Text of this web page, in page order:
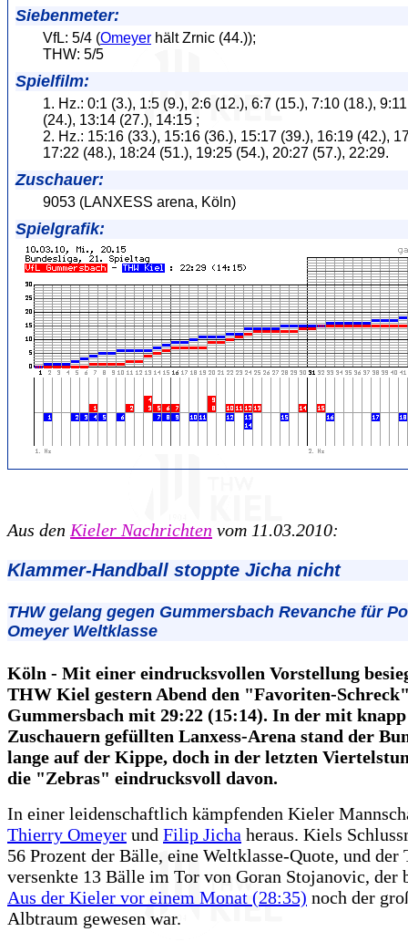
Siebenmeter:
VfL: 5/4 (Omeyer hält Zrnic (44.));
THW: 5/5
Spielfilm:
1. Hz.: 0:1 (3.), 1:5 (9.), 2:6 (12.), 6:7 (15.), 7:10 (18.),
(24.), 13:14 (27.), 14:15 ;
2. Hz.: 15:16 (33.), 15:16 (36.), 15:17 (39.), 16:19 (42.),
17:22 (48.), 18:24 (51.), 19:25 (54.), 20:27 (57.), 22:29.
Zuschauer:
9053 (LANXESS arena, Köln)
Spielgrafik:
Aus den Kieler Nachrichten vom 11.03.2010:
Klammer-Handball stoppte Jicha nicht
THW gelang gegen Gummersbach Revanche für
Omeyer Weltklasse
Köln - Mit einer eindrucksvollen Vorstellung
THW Kiel gestern Abend den "Favoriten-
Gummersbach mit 29:22 (15:14). In der mit knapp
Zuschauern gefüllten Lanxess-Arena stand der
lange auf der Kippe, doch in der letzten
die "Zebras" eindrucksvoll davon.
In einer leidenschaftlich kämpfenden Kieler
Thierry Omeyer und Filip Jicha heraus. Kiels
56 Prozent der Bälle, eine Weltklasse-Quote, und der
versenkte 13 Bälle im Tor von Goran Stojanovic, der
Aus der Kieler vor einem Monat (28:35) noch der
Albtraum gewesen war.